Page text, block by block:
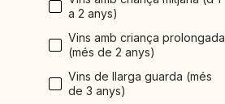
a 2 anys)
Vins amb criança prolongada
(més de 2 anys)
Vins de llarga guarda (més
de 3 anys)